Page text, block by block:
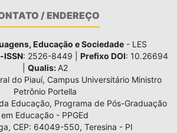
/ ENDEREÇO
Educação e Sociedade - LES
ISSN: 2526-8449 | Prefixo DOI: 10.26694
Qualis: A2
do Piauí, Campus Universitário Ministro
Petrônio Portella
Educação, Programa de Pós-Graduação
em Educação - PPGEd
CEP: 64049-550, Teresina - PI